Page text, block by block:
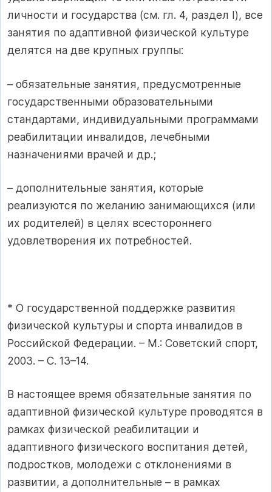
личности и государства (см. гл. 4, раздел I), все
занятия по адаптивной физической культуре
делятся на две крупных группы:
– обязательные занятия, предусмотренные
государственными образовательными
стандартами, индивидуальными программами
реабилитации инвалидов, лечебными
назначениями врачей и др.;
– дополнительные занятия, которые
реализуются по желанию занимающихся (или
их родителей) в целях всестороннего
удовлетворения их потребностей.
* О государственной поддержке развития
физической культуры и спорта инвалидов в
Российской Федерации. – М.: Советский спорт,
2003. – С. 13–14.
В настоящее время обязательные занятия по
адаптивной физической культуре проводятся в
рамках физической реабилитации и
адаптивного физического воспитания детей,
подростков, молодежи с отклонениями в
развитии, а дополнительные – в рамках